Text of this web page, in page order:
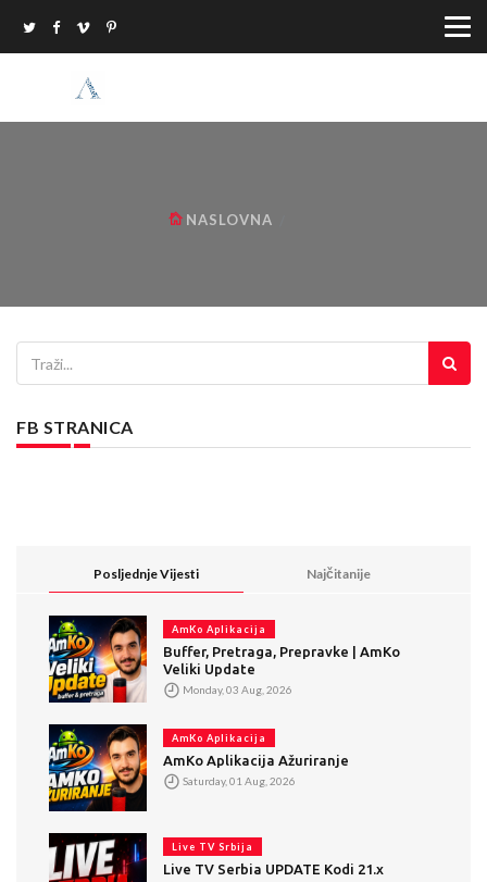
NASLOVNA
FB STRANICA
Posljednje Vijesti Najčitanije
AmKo Aplikacija
Buffer, Pretraga, Prepravke | AmKo
Veliki Update
Monday, 03 Aug, 2026
AmKo Aplikacija
AmKo Aplikacija Ažuriranje
Saturday, 01 Aug, 2026
Live TV Srbija
Live TV Serbia UPDATE Kodi 21.x